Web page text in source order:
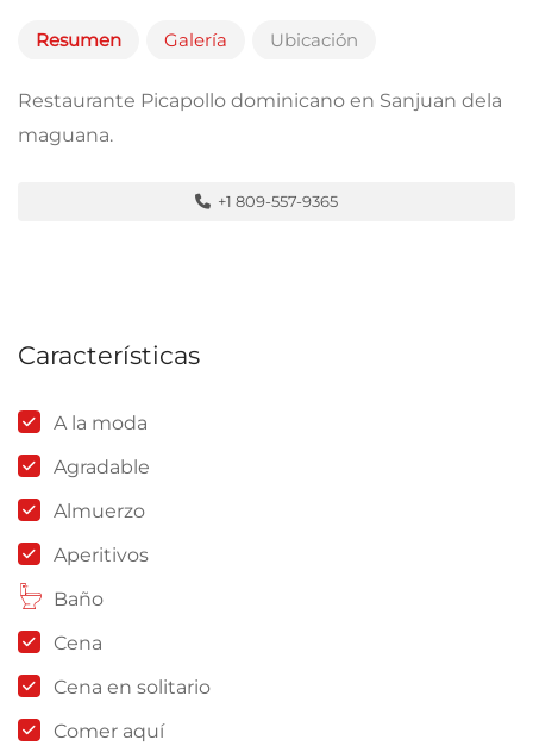
Resumen Galería Ubicación
Restaurante Picapollo dominicano en Sanjuan dela
maguana.
+1 809-557-9365
Características
A la moda
Agradable
Almuerzo
Aperitivos
Baño
Cena
Cena en solitario
Comer aquí